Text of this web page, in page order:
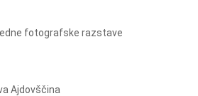
fotografske razstave
Ajdovščina